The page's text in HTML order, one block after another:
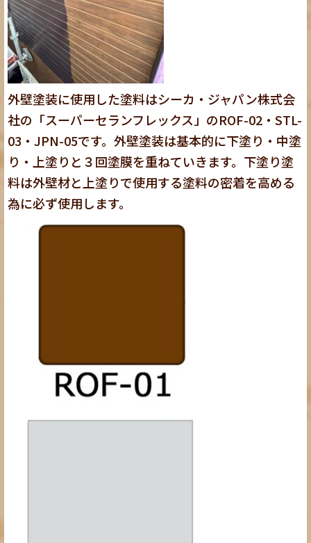
外壁塗装に使用した塗料はシーカ・ジャパン株式会
社の「スーパーセランフレックス」のROF-02・STL-
03・JPN-05です。外壁塗装は基本的に下塗り・中塗
り・上塗りと３回塗膜を重ねていきます。下塗り塗
料は外壁材と上塗りで使用する塗料の密着を高める
為に必ず使用します。